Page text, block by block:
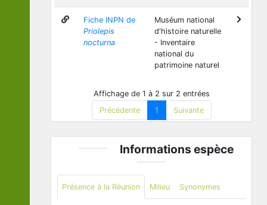
Fiche INPN de
Priolepis
nocturna
Muséum national
d'histoire naturelle
- Inventaire
national du
patrimoine naturel
Affichage de 1 à 2 sur 2 entrées
Précédente
1 Suivante
Informations espèce
Présence à la Réunion Milieu Synonymes